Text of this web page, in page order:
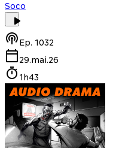
Soco
Ep. 1032
29.mai.26
1h43